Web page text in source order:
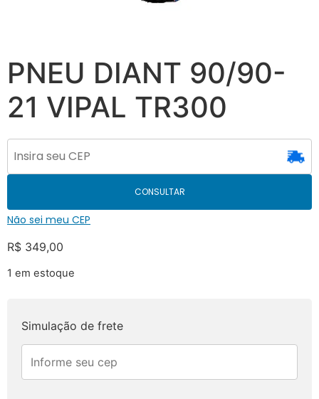
PNEU DIANT 90/90-
21 VIPAL TR300
CONSULTAR
Não sei meu CEP
R$ 349,00
1 em estoque
Simulação de frete